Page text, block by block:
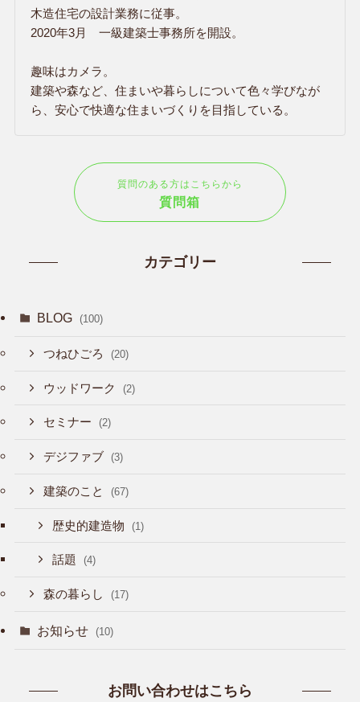
木造住宅の設計業務に従事。
2020年3月 一級建築士事務所を開設。
趣味はカメラ。
建築や森など、住まいや暮らしについて色々学びなが
ら、安心で快適な住まいづくりを目指している。
質問のある方はこちらから
質問箱
カテゴリー
BLOG (100)
つねひごろ (20)
ウッドワーク (2)
セミナー (2)
デジファブ (3)
建築のこと (67)
歴史的建造物 (1)
話題 (4)
森の暮らし (17)
お知らせ (10)
お問い合わせはこちら